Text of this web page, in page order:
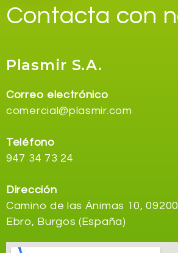
Contacta con
Plasmir S.A.
Correo electrónico
comercial@plasmir.com
Teléfono
947 34 73 24
Dirección
Camino de las Ánimas 10,
Ebro, Burgos (España)